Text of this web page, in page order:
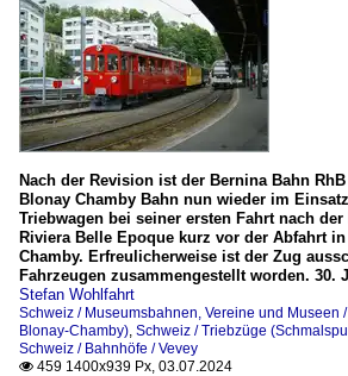
Nach der Revision ist der Bernina Bahn
Blonay Chamby Bahn nun wieder im
Triebwagen bei seiner ersten Fahrt nach
Riviera Belle Epoque kurz vor der Abfahrt
Chamby. Erfreulicherweise ist der Zug
Fahrzeugen zusammengestellt worden. 30.
Stefan Wohlfahrt
Schweiz / Museumsbahnen, Vereine und Museen
Blonay-Chamby) Schweiz / Triebzüge
Schweiz / Bahnhöfe / Vevey
 459 1400x939 Px, 03.07.2024